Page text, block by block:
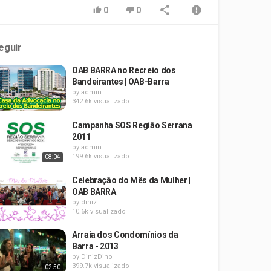
0 0
OAB BARRA no Recreio dos
Bandeirantes | OAB-Barra
by admin
342.6k visualizado
08:04
Campanha SOS Região Serrana
2011
by admin
199.6k visualizado
Celebração do Mês da Mulher |
OAB BARRA
by diniz
10.6k visualizado
02:50
Arraia dos Condomínios da
Barra - 2013
by DinizDino
399.7k visualizado